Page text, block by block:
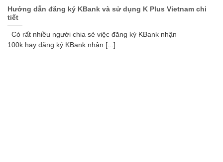
Hướng dẫn đăng ký KBank và sử dụng K Plus Vietnam chi
tiết
Có rất nhiều người chia sẻ việc đăng ký KBank nhận
100k hay đăng ký KBank nhận [...]